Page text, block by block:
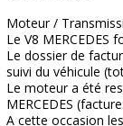
Moteur /
Le V8 MERCEDES
Le dossier de
suivi du véhicule
Le moteur a été
MERCEDES
A cette occasion